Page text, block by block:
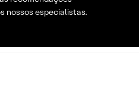
nossos especialistas.